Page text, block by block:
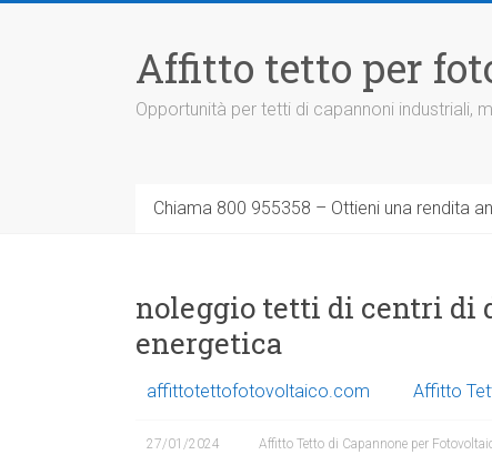
Affitto tetto per
Opportunità per tetti di capannoni industriali,
Chiama 800 955358 – Ottieni una rendita
noleggio tetti di centri di
energetica
affittotettofotovoltaico.com Affitto
27/01/2024 Affitto Tetto di Capannone per